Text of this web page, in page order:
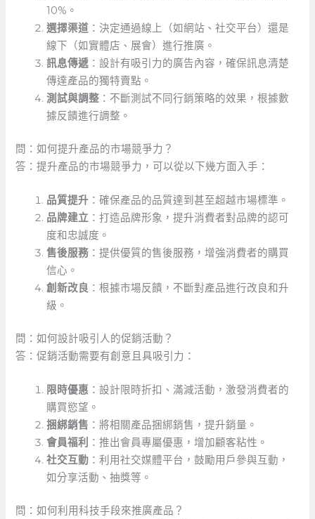
10%。
選擇渠道 ：決定通過線上（如網站、社交平台）還是
線下（如實體店、展會）進行推廣。
訊息傳遞 ：設計有吸引力的廣告內容，確保訊息清楚
傳達產品的獨特賣點。
測試與調整 ：不斷測試不同行銷策略的效果，根據數
據反饋進行調整。
問：如何提升產品的市場競爭力？
答：提升產品的市場競爭力，可以從以下幾方面入手：
品質提升 ：確保產品的品質達到甚至超越市場標準。
品牌建立 ：打造品牌形象，提升消費者對品牌的認可
度和忠誠度。
售後服務 ：提供優質的售後服務，增強消費者的購買
信心。
創新改良 ：根據市場反饋，不斷對產品進行改良和升
級。
問：如何設計吸引人的促銷活動？
答：促銷活動需要有創意且具吸引力：
限時優惠 ：設計限時折扣、滿減活動，激發消費者的
購買慾望。
捆綁銷售 ：將相關產品捆綁銷售，提升銷量。
會員福利 ：推出會員專屬優惠，增加顧客粘性。
社交互動 ：利用社交媒體平台，鼓勵用戶參與互動，
如分享活動、抽獎等。
問：如何利用科技手段來推廣產品？